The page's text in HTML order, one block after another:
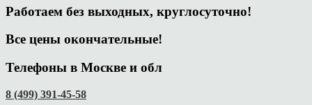
Работаем без выходных, круглосуточно!
Все цены окончательные!
Телефоны в Москве и обл
8 (499) 391-45-58